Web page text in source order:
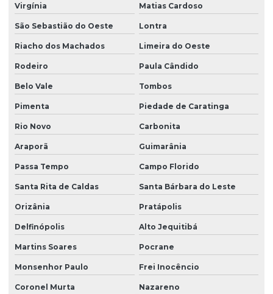
Virgínia Matias Cardoso
São Sebastião do Oeste Lontra
Riacho dos Machados Limeira do Oeste
Rodeiro Paula Cândido
Belo Vale Tombos
Pimenta Piedade de Caratinga
Rio Novo Carbonita
Araporã Guimarânia
Passa Tempo Campo Florido
Santa Rita de Caldas Santa Bárbara do Leste
Orizânia Pratápolis
Delfinópolis Alto Jequitibá
Martins Soares Pocrane
Monsenhor Paulo Frei Inocêncio
Coronel Murta Nazareno